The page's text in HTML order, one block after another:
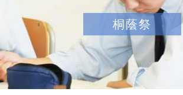
桐蔭祭